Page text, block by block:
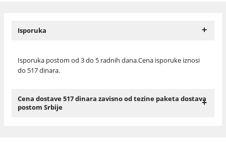
Isporuka +
Isporuka postom od 3 do 5 radnih dana.Cena isporuke iznosi
do 517 dinara.
Cena dostave 517 dinara zavisno od tezine paketa dostava
postom Srbije
+